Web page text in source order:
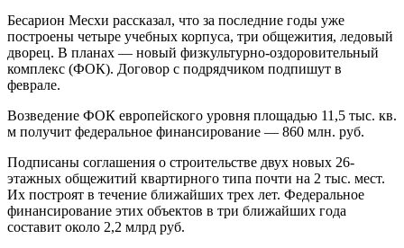
Бесарион Месхи рассказал, что за последние годы уже
построены четыре учебных корпуса, три общежития, ледовый
дворец. В планах — новый физкультурно-оздоровительный
комплекс (ФОК). Договор с подрядчиком подпишут в
феврале.
Возведение ФОК европейского уровня площадью 11,5 тыс. кв.
м получит федеральное финансирование — 860 млн. руб.
Подписаны соглашения о строительстве двух новых 26-
этажных общежитий квартирного типа почти на 2 тыс. мест.
Их построят в течение ближайших трех лет. Федеральное
финансирование этих объектов в три ближайших года
составит около 2,2 млрд руб.